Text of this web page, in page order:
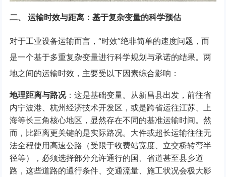
二、 运输时效与距离：基于复杂变量的科学预估
对于工业设备运输而言，“时效”绝非简单的速度问题，而
是一个基于多重复杂变量进行科学规划与承诺的结果。两
地之间的运输时效，主要受以下因素综合影响：
地理距离与路况：这是基础变量。从新昌县出发，前往省
内宁波港、杭州经济技术开发区，或是跨省运往江苏、上
海等长三角核心地区，显然存在不同的基准运输时间。然
而，比距离更关键的是实际路况。大件或超长运输往往无
法全程使用高速公路（受限于收费站宽度、立交桥转弯半
径等），必须选择部分允许通行的国、省道甚至县乡道
路，这些道路的通行条件、交通流量、施工状况会极大影